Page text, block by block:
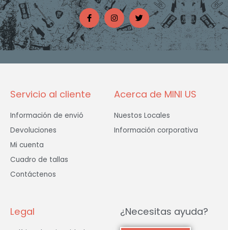
F
a
c
e
b
o
o
I
n
s
t
a
g
r
T
w
i
t
t
e
Servicio al cliente
Información de envió
Devoluciones
Mi cuenta
Cuadro de tallas
Contáctenos
Acerca de MINI US
Nuestos Locales
Información corporativa
Legal ¿Necesitas ayuda?